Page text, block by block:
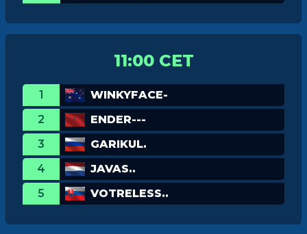
11:00 CET
1
WINKYFACE-
2
ENDER---
3
GARIKUL.
4
JAVAS..
5
VOTRELESS..